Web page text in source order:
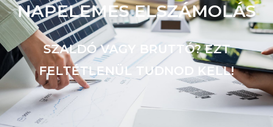
NAPELEMES ELSZÁMOLÁS
SZALDÓ VAGY BRUTTÓ? EZT
FELTÉTLENÜL TUDNOD KELL!